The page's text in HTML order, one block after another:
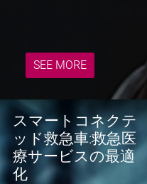
SEE MORE
スマートコネクテ
ッド救急車:救急医
療サービスの最適
化